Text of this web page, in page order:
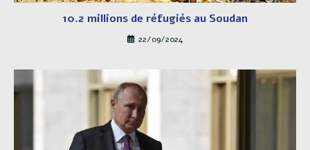
10.2 millions de réfugiés au Soudan
22/09/2024